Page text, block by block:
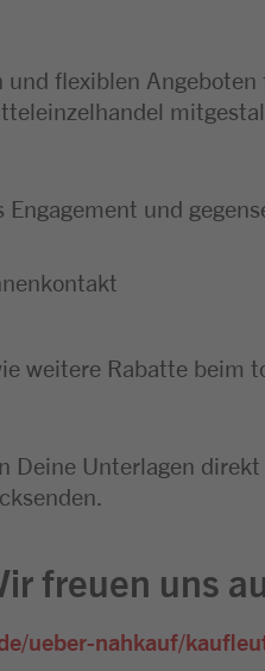
flexiblen Angeboten
und
weitere Rabatte beim
Deine Unterlagen
freuen uns
ueber-nahkauf/